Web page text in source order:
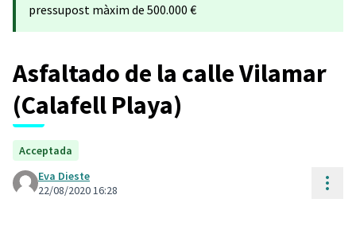
pressupost màxim de 500.000 €
Asfaltado de la calle Vilamar
(Calafell Playa)
Acceptada
Eva Dieste
22/08/2020 16:28